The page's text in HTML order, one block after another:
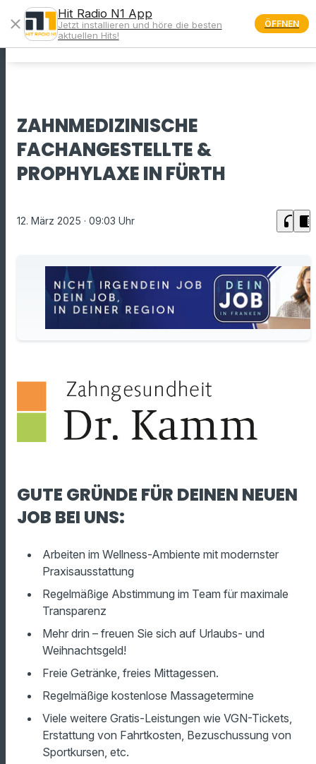
menu
ZAHNMEDIZINISCHE
FACHANGESTELLTE &
PROPHYLAXE IN FÜRTH
12. März 2025 · 09:03 Uhr headphones chrome_reader_mode
GUTE GRÜNDE FÜR DEINEN NEUEN
JOB BEI UNS:
Arbeiten im Wellness-Ambiente mit modernster
Praxisausstattung
Regelmäßige Abstimmung im Team für maximale
Transparenz
Mehr drin – freuen Sie sich auf Urlaubs- und
Weihnachtsgeld!
Freie Getränke, freies Mittagessen.
Regelmäßige kostenlose Massagetermine
Viele weitere Gratis-Leistungen wie VGN-Tickets,
Erstattung von Fahrtkosten, Bezuschussung von
Sportkursen, etc.
close
Hit Radio N1 App
Jetzt installieren und höre die besten
aktuellen Hits!
ÖFFNEN